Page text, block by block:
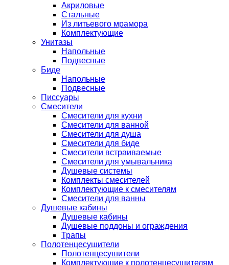
Акриловые
Стальные
Из литьевого мрамора
Комплектующие
Унитазы
Напольные
Подвесные
Биде
Напольные
Подвесные
Писсуары
Смесители
Смесители для кухни
Смесители для ванной
Смесители для душа
Смесители для биде
Смесители встраиваемые
Смесители для умывальника
Душевые системы
Комплекты смесителей
Комплектующие к смесителям
Смесители для ванны
Душевые кабины
Душевые кабины
Душевые поддоны и ограждения
Трапы
Полотенцесушители
Полотенцесушители
Комплектующие к полотенцесушителям